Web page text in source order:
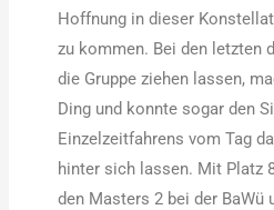
Hoffnung in dieser
zu kommen. Bei den letzten
die Gruppe ziehen lassen,
Ding und konnte sogar den
Einzelzeitfahrens vom Tag
hinter sich lassen. Mit Platz
den Masters 2 bei der BaWü